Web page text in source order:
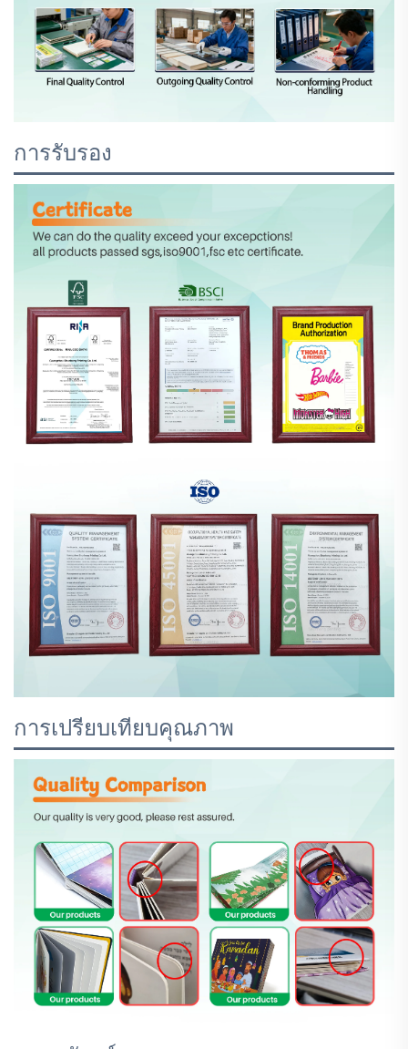
การรับรอง
การเปรียบเทียบคุณภาพ